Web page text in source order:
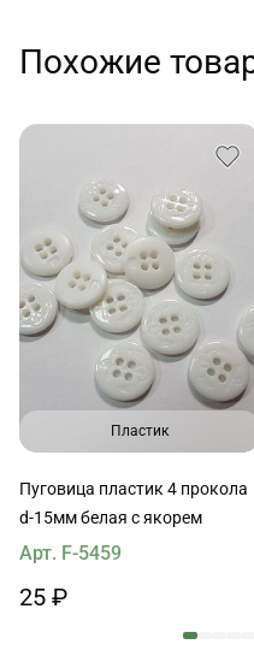
Похожие
Пластик
Пуговица пластик 4 прокола
d-15мм белая с якорем
Арт. F-5459
25 ₽